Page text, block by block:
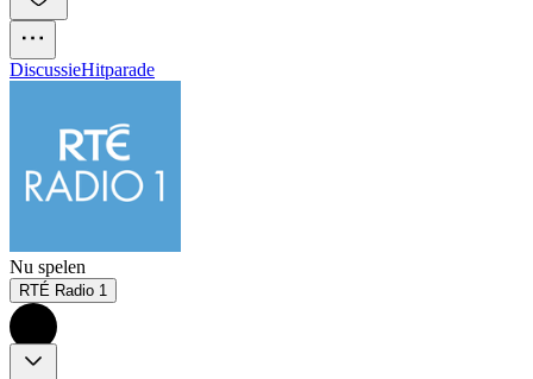
DiscussieHitparade
Nu spelen
RTÉ Radio 1